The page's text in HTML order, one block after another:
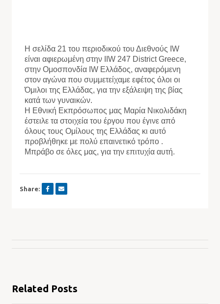
Η σελίδα 21 του περιοδικού του Διεθνούς IW
είναι αφιερωμένη στην IIW 247 District Greece,
στην Ομοσπονδία IW Ελλάδος, αναφερόμενη
στον αγώνα που συμμετείχαμε εφέτος όλοι οι
Όμιλοι της Ελλάδας, για την εξάλειψη της βίας
κατά των γυναικών.
Η Εθνική Εκπρόσωπος μας Μαρία Νικολιδάκη
έστειλε τα στοιχεία του έργου που έγινε από
όλους τους Ομίλους της Ελλάδας κι αυτό
προβλήθηκε με πολύ επαινετικό τρόπο .
Μπράβο σε όλες μας, για την επιτυχία αυτή.
Share:
Related Posts